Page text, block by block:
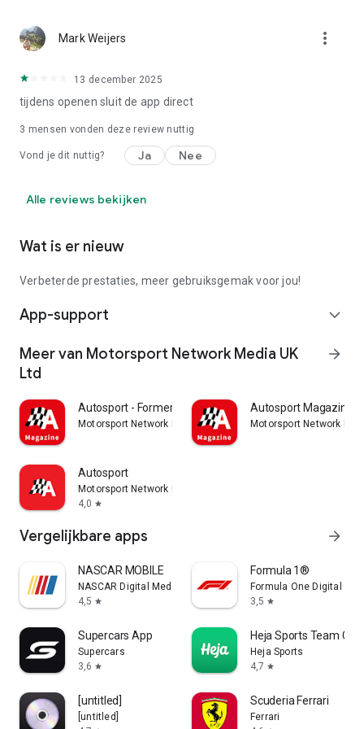
merchandising, gaming, social networks en automotive met
een passie voor alles dat met auto’s te maken heeft. We zijn
en digitale media, en jouw toegangspoort tot de wereld van
https://nl.motorsport.com/info/copyright/
https://nl.motorsport.com/info/terms-of-use/
https://nl.motorsport.com/info/legal/
Mark Weijers more_vert
13 december 2025
tijdens openen sluit de app direct
3 mensen vonden deze review nuttig
Vond je dit nuttig? Ja Nee
Alle reviews bekijken
Wat is er nieuw
Verbeterde prestaties, meer gebruiksgemak voor jou!
App-support expand_more
Meer van Motorsport Network Media UK
Ltd
arrow_forward
Autosport - Formerly GP Racing
Motorsport Network Media UK Ltd
Autosport Magazine
Motorsport Network
Autosport
Motorsport Network Media UK Ltd
4,0 star
Vergelijkbare apps arrow_forward
NASCAR MOBILE
NASCAR Digital Media, LLC.
4,5 star
Formula 1®
Formula One Digital
3,5 star
Supercars App
Supercars
3,6 star
Heja Sports Team
Heja Sports
4,7 star
[untitled]
[untitled]
Scuderia Ferrari
Ferrari